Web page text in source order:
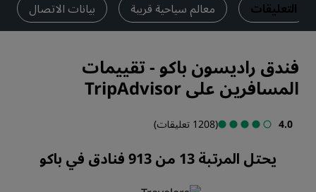
التعليقات معالم سياحية قريبة بيانات الاتصال
فندق راديسون باكو -تقييمات
المسافرين على TripAdvisor
4.0 (1208 تعليقات)
يحتل المرتبة 13 من 913 فنادق في باكو